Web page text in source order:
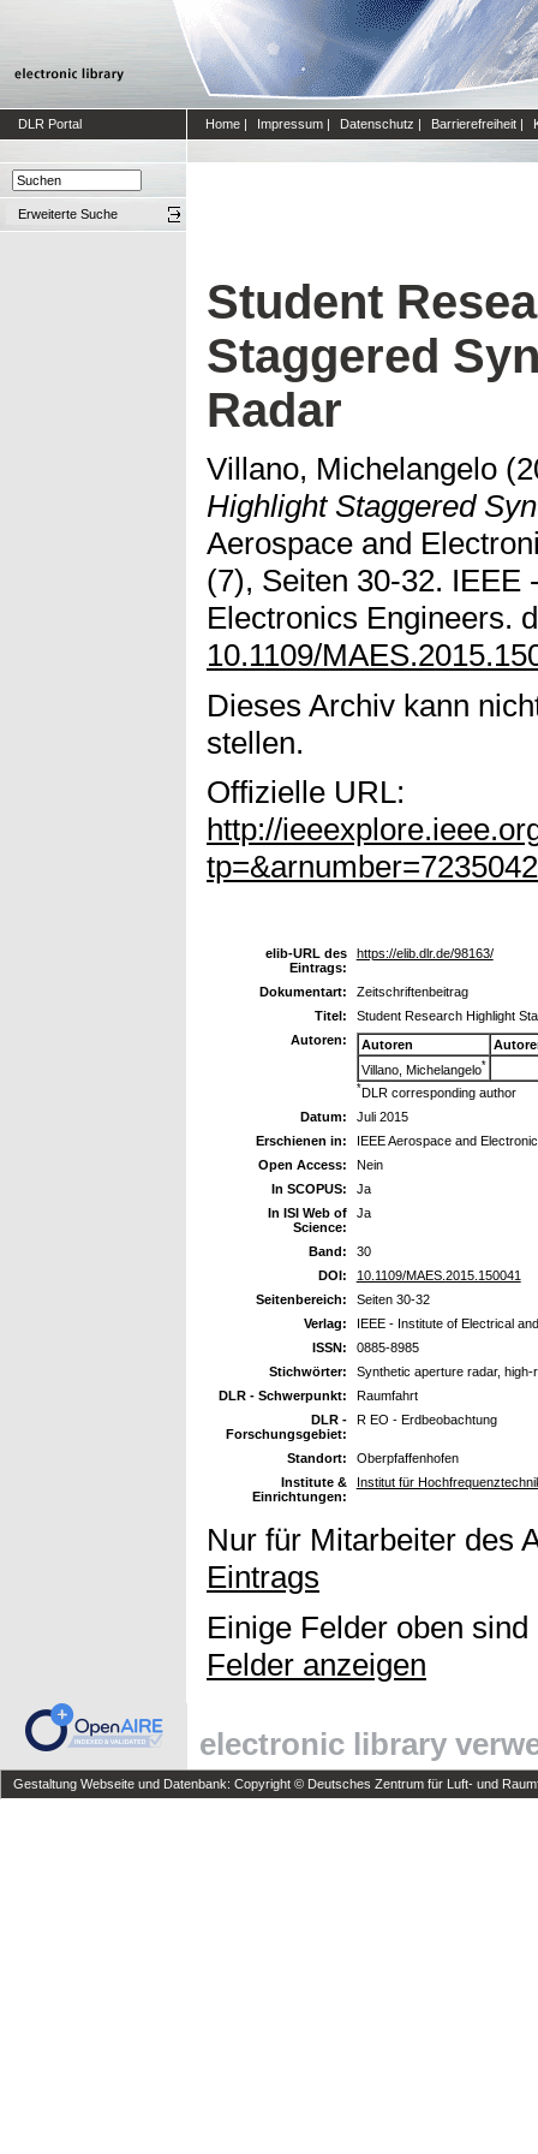
DLR Portal Home | Impressum | Datenschutz | Barrierefreiheit |
Erweiterte Suche
Student
Staggered
Radar
Villano, Michelangelo
Highlight Staggered
Aerospace and
(7), Seiten 30-32. IEEE
Electronics Engineers.
10.1109/
Dieses Archiv kann
stellen.
Offizielle URL:
http://
tp=&arnumber=7235042
elib-URL des
Eintrags:
https://elib.dlr.de/98163/
Dokumentart:
Zeitschriftenbeitrag
Titel:
Student Research Highlight
Autoren:
Autoren
Villano, Michelangelo*
*DLR corresponding author
Datum:
Juli 2015
Erschienen in:
IEEE Aerospace and
Open Access:
Nein
In SCOPUS:
Ja
In ISI Web of
Science:
Ja
Band:
30
DOI:
10.1109/MAES.2015.150041
Seitenbereich:
Seiten 30-32
Verlag:
IEEE - Institute of Electrical
ISSN:
0885-8985
Stichwörter:
Synthetic aperture radar,
DLR - Schwerpunkt:
Raumfahrt
DLR -
Forschungsgebiet:
R EO - Erdbeobachtung
Standort:
Oberpfaffenhofen
Institute &
Einrichtungen:
Institut für
Nur für Mitarbeiter des
Eintrags
Einige Felder oben
Felder anzeigen
electronic library
Gestaltung Webseite und Datenbank: Copyright © Deutsches Zentrum für Luft- und